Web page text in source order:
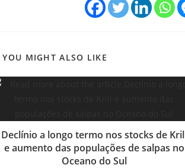
YOU MIGHT ALSO LIKE
Declínio a longo termo nos stocks de
e aumento das populações de salpas no
Oceano do Sul